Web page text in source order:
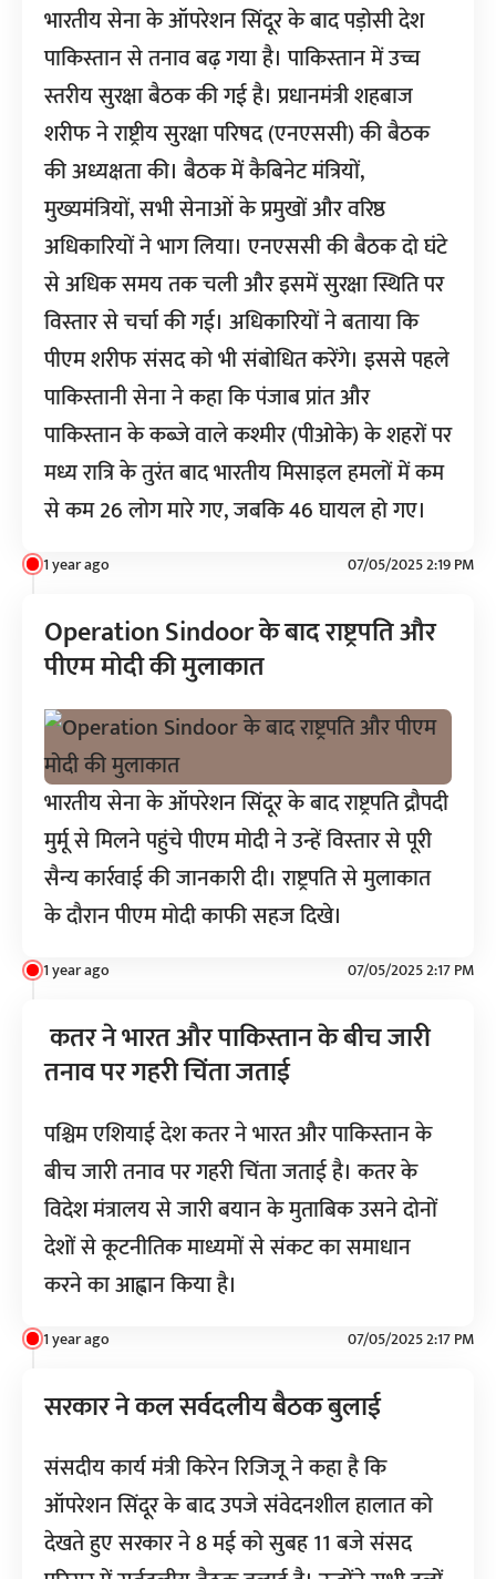
भारतीय सेना के ऑपरेशन सिंदूर के बाद पड़ोसी देश
पाकिस्तान से तनाव बढ़ गया है। पाकिस्तान में उच्च
स्तरीय सुरक्षा बैठक की गई है। प्रधानमंत्री शहबाज
शरीफ ने राष्ट्रीय सुरक्षा परिषद (एनएससी) की बैठक
की अध्यक्षता की। बैठक में कैबिनेट मंत्रियों,
मुख्यमंत्रियों, सभी सेनाओं के प्रमुखों और वरिष्ठ
अधिकारियों ने भाग लिया। एनएससी की बैठक दो घंटे
से अधिक समय तक चली और इसमें सुरक्षा स्थिति पर
विस्तार से चर्चा की गई। अधिकारियों ने बताया कि
पीएम शरीफ संसद को भी संबोधित करेंगे। इससे पहले
पाकिस्तानी सेना ने कहा कि पंजाब प्रांत और
पाकिस्तान के कब्जे वाले कश्मीर (पीओके) के शहरों पर
मध्य रात्रि के तुरंत बाद भारतीय मिसाइल हमलों में कम
से कम 26 लोग मारे गए, जबकि 46 घायल हो गए।
1 year ago 07/05/2025 2:19 PM
Operation Sindoor के बाद राष्ट्रपति और
पीएम मोदी की मुलाकात
भारतीय सेना के ऑपरेशन सिंदूर के बाद राष्ट्रपति द्रौपदी
मुर्मू से मिलने पहुंचे पीएम मोदी ने उन्हें विस्तार से पूरी
सैन्य कार्रवाई की जानकारी दी। राष्ट्रपति से मुलाकात
के दौरान पीएम मोदी काफी सहज दिखे।
1 year ago 07/05/2025 2:17 PM
कतर ने भारत और पाकिस्तान के बीच जारी
तनाव पर गहरी चिंता जताई
पश्चिम एशियाई देश कतर ने भारत और पाकिस्तान के
बीच जारी तनाव पर गहरी चिंता जताई है। कतर के
विदेश मंत्रालय से जारी बयान के मुताबिक उसने दोनों
देशों से कूटनीतिक माध्यमों से संकट का समाधान
करने का आह्वान किया है।
1 year ago 07/05/2025 2:17 PM
सरकार ने कल सर्वदलीय बैठक बुलाई
संसदीय कार्य मंत्री किरेन रिजिजू ने कहा है कि
ऑपरेशन सिंदूर के बाद उपजे संवेदनशील हालात को
देखते हुए सरकार ने 8 मई को सुबह 11 बजे संसद